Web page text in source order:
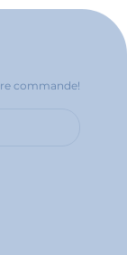
commande!